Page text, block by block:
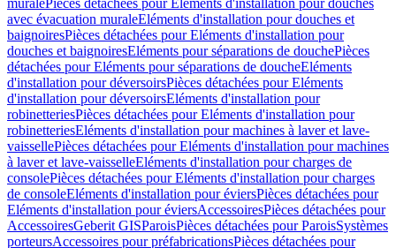
muralePièces détachées pour Eléments d'installation pour douches
avec évacuation muraleEléments d'installation pour douches et
baignoiresPièces détachées pour Eléments d'installation pour
douches et baignoiresEléments pour séparations de douchePièces
détachées pour Eléments pour séparations de doucheEléments
d'installation pour déversoirsPièces détachées pour Eléments
d'installation pour déversoirsEléments d'installation pour
robinetteriesPièces détachées pour Eléments d'installation pour
robinetteriesEléments d'installation pour machines à laver et lave-
vaissellePièces détachées pour Eléments d'installation pour machines
à laver et lave-vaisselleEléments d'installation pour charges de
consolePièces détachées pour Eléments d'installation pour charges
de consoleEléments d'installation pour éviersPièces détachées pour
Eléments d'installation pour éviersAccessoiresPièces détachées pour
AccessoiresGeberit GISParoisPièces détachées pour ParoisSystèmes
porteursAccessoires pour préfabricationsPièces détachées pour